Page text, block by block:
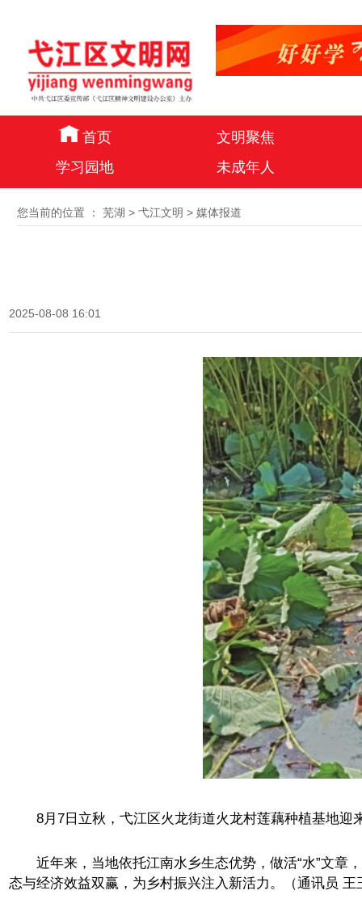
首页
文明聚焦
学习园地
未成年人
您当前的位置 ： 芜湖 > 弋江文明 > 媒体报道
2025-08-08 16:01
8月7日立秋，弋江区火龙街道火龙村莲藕种植基地迎
近年来，当地依托江南水乡生态优势，做活“水”文章，
态与经济效益双赢，为乡村振兴注入新活力。（通讯员 王